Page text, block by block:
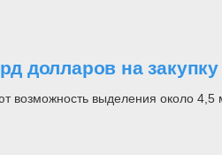
долларов на
возможность выделения около